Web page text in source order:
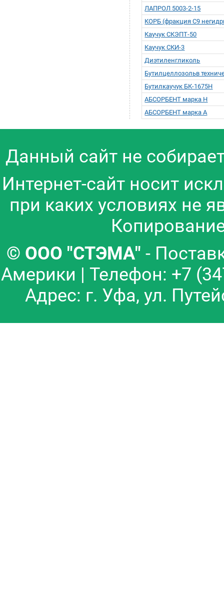
ЛАПРОЛ 5003-2-15
КОРБ (фракция С9
Каучук СКЭПТ-50
Каучук СКИ-3
Диэтиленгликоль
Бутилцеллозольв
Бутилкаучук БК-1675Н
АБСОРБЕНТ марка Н
АБСОРБЕНТ марка А
Данный сайт не
Интернет-сайт носит
при каких условиях не
© ООО "СТЭМА" -
Америки | Телефон: +7
Адрес: г. Уфа, ул.